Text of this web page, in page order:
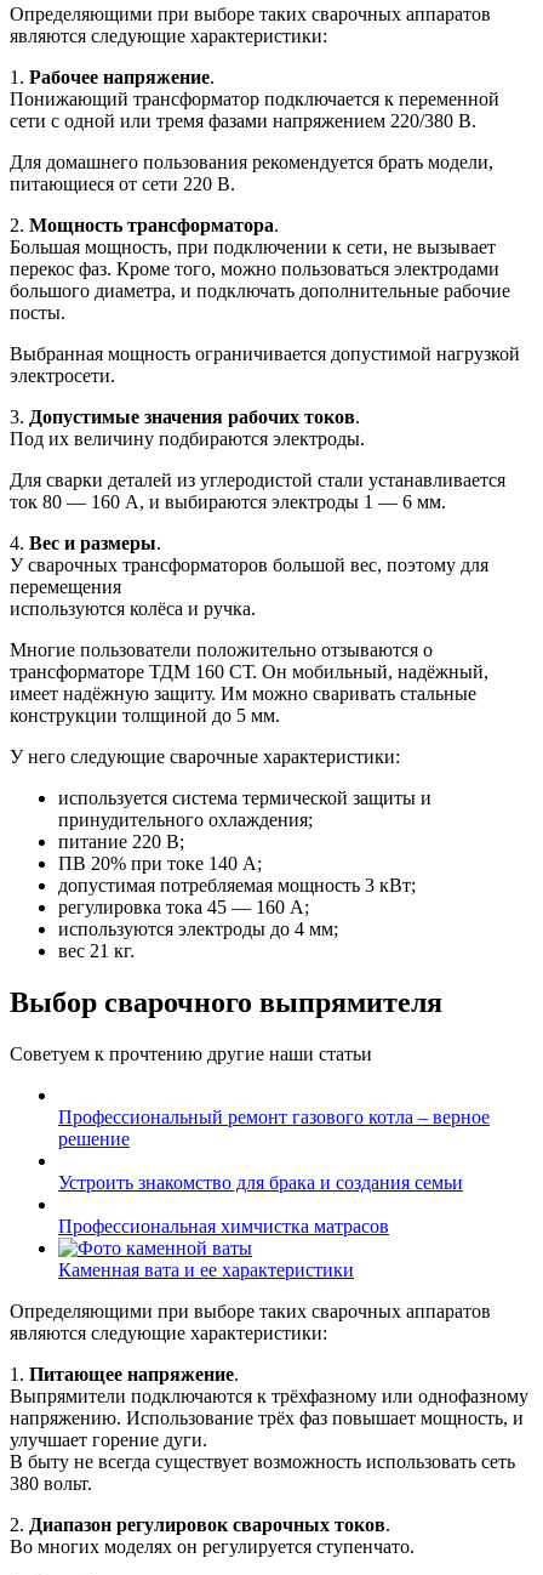
Определяющими при выборе таких сварочных аппаратов
являются следующие характеристики:
1. Рабочее напряжение.
Понижающий трансформатор подключается к переменной
сети с одной или тремя фазами напряжением 220/380 В.
Для домашнего пользования рекомендуется брать модели,
питающиеся от сети 220 В.
2. Мощность трансформатора.
Большая мощность, при подключении к сети, не вызывает
перекос фаз. Кроме того, можно пользоваться электродами
большого диаметра, и подключать дополнительные рабочие
посты.
Выбранная мощность ограничивается допустимой нагрузкой
электросети.
3. Допустимые значения рабочих токов.
Под их величину подбираются электроды.
Для сварки деталей из углеродистой стали устанавливается
ток 80 ― 160 А, и выбираются электроды 1 ― 6 мм.
4. Вес и размеры.
У сварочных трансформаторов большой вес, поэтому для
перемещения
используются колёса и ручка.
Многие пользователи положительно отзываются о
трансформаторе ТДМ 160 СТ. Он мобильный, надёжный,
имеет надёжную защиту. Им можно сваривать стальные
конструкции толщиной до 5 мм.
У него следующие сварочные характеристики:
используется система термической защиты и
принудительного охлаждения;
питание 220 В;
ПВ 20% при токе 140 А;
допустимая потребляемая мощность 3 кВт;
регулировка тока 45 ― 160 А;
используются электроды до 4 мм;
вес 21 кг.
Выбор сварочного выпрямителя
Советуем к прочтению другие наши статьи
Профессиональный ремонт газового котла – верное
решение
Устроить знакомство для брака и создания семьи
Профессиональная химчистка матрасов
Каменная вата и ее характеристики
Определяющими при выборе таких сварочных аппаратов
являются следующие характеристики:
1. Питающее напряжение.
Выпрямители подключаются к трёхфазному или однофазному
напряжению. Использование трёх фаз повышает мощность, и
улучшает горение дуги.
В быту не всегда существует возможность использовать сеть
380 вольт.
2. Диапазон регулировок сварочных токов.
Во многих моделях он регулируется ступенчато.